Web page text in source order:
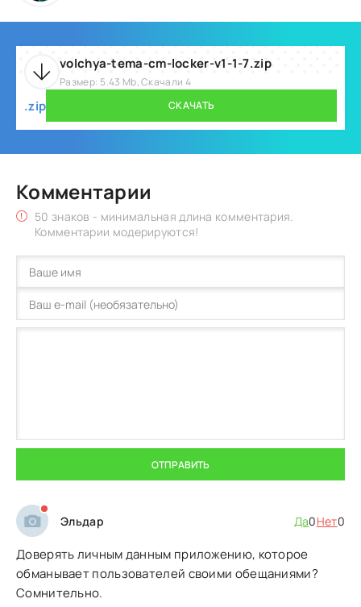
volchya-tema-cm-locker-v1-1-7.zip
Размер: 5.43 Mb, Скачали 4
.zip СКАЧАТЬ
Комментарии
50 знаков - минимальная длина комментария.
Комментарии модерируются!
ОТПРАВИТЬ
Эльдар Да0Нет0
Доверять личным данным приложению, которое
обманывает пользователей своими обещаниями?
Сомнительно.